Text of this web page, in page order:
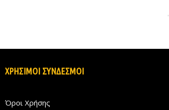
ΧΡΗΣΙΜΟΙ ΣΥΝΔΕΣΜΟΙ
Όροι Χρήσης